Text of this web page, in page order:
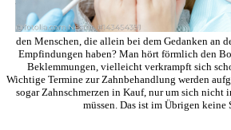
den Menschen, die allein bei dem Gedanken an
Empfindungen haben? Man hört förmlich den
Beklemmungen, vielleicht verkrampft sich
Wichtige Termine zur Zahnbehandlung werden
sogar Zahnschmerzen in Kauf, nur um sich nicht
müssen. Das ist im Übrigen keine